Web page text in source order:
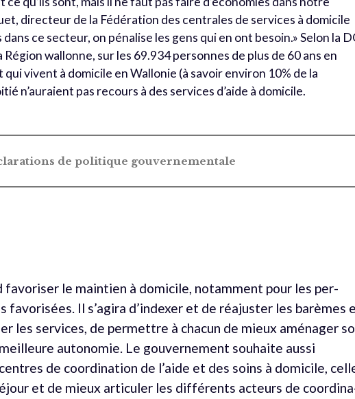
directeur de la Fédération des centrales de services à domicile
dans ce secteur, on pénalise les gens qui en ont besoin.» Selon la
wallonne, sur les 69.934 per­sonnes de plus de 60 ans en
vivent à domicile en Wallonie (à savoir environ 10% de la
n’au­raient pas recours à des services d’aide à domicile.
de politique gouvernementale
favoriser le maintien à domicile, notamment pour les per­
favorisées. Il s’agira d’indexer et de réajuster les barèmes
les services, de permettre à chacun de mieux aménager
autonomie. Le gouvernement souhaite aussi
de coordination de l’aide et des soins à domicile,
et de mieux articuler les différents acteurs de